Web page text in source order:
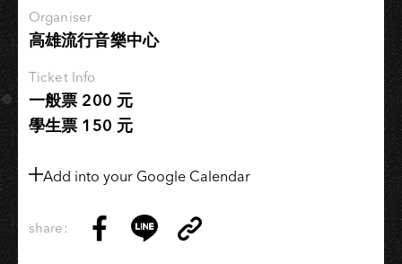
視
音
談
時
代
痕
Organiser
高雄流行音樂中心
Ticket Info
一般票 200 元
學生票 150 元
Add into your Google Calendar
share:
Copy